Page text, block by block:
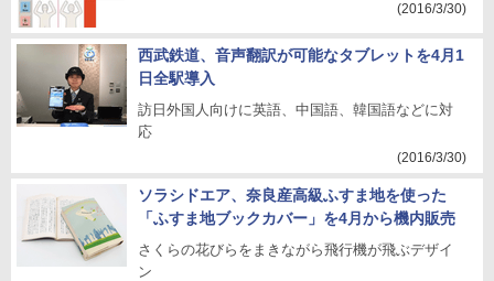
(2016/3/30)
西武鉄道、音声翻訳が可能なタブレットを4月1
日全駅導入
訪日外国人向けに英語、中国語、韓国語などに対
応
(2016/3/30)
ソラシドエア、奈良産高級ふすま地を使った
「ふすま地ブックカバー」を4月から機内販売
さくらの花びらをまきながら飛行機が飛ぶデザイ
ン